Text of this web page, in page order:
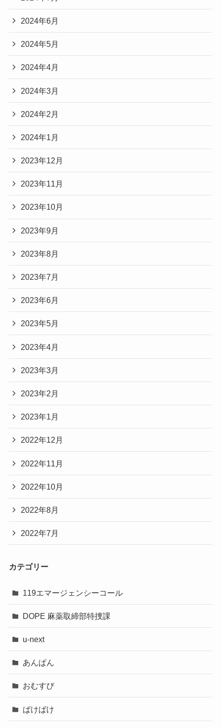
2024年6月
2024年5月
2024年4月
2024年3月
2024年2月
2024年1月
2023年12月
2023年11月
2023年10月
2023年9月
2023年8月
2023年7月
2023年6月
2023年5月
2023年4月
2023年3月
2023年2月
2023年1月
2022年12月
2022年11月
2022年10月
2022年8月
2022年7月
カテゴリー
119エマージェンシーコール
DOPE 麻薬取締部特捜課
u-next
あんぱん
おむすび
ばけばけ